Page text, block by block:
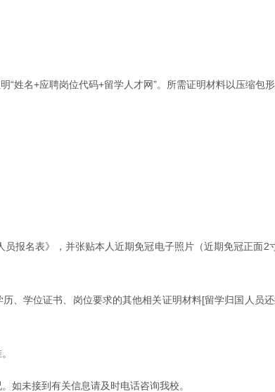
姓名+应聘岗位代码+留学人才网”。所需证明材料以压缩包形
报名表》，并张贴本人近期免冠电子照片（近期免冠正面
、学位证书、岗位要求的其他相关证明材料[留学归国人员
如未接到有关信息请及时电话咨询我校。